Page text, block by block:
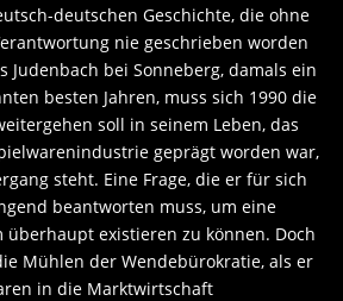
deutschen Geschichte, die ohne
nie geschrieben worden
Judenbach bei Sonneberg, damals ein
besten Jahren, muss sich 1990 die
soll in seinem Leben, das
geprägt worden war,
steht. Eine Frage, die er für sich
beantworten muss, um eine
überhaupt existieren zu können. Doch
Mühlen der Wendebürokratie, als er
in die Marktwirtschaft